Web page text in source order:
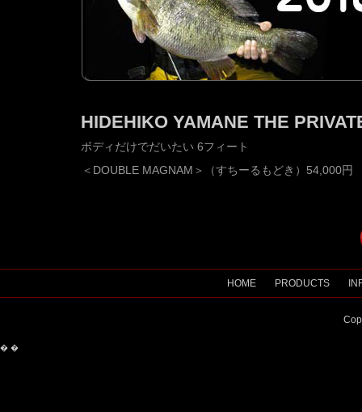
HIDEHIKO YAMANE THE
ボディだけでだいたい 6フィート
＜DOUBLE MAGNAM＞（すちーるもどき）54,000円
HOME PRODUCTS
� �